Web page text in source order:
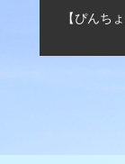
【ぴんち